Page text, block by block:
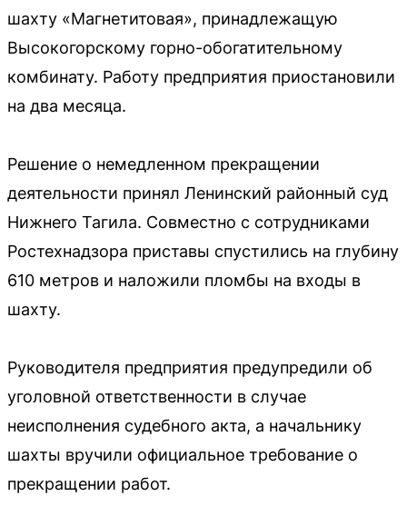
шахту «Магнетитовая», принадлежащую
Высокогорскому горно-обогатительному
комбинату. Работу предприятия приостановили
на два месяца.
Решение о немедленном прекращении
деятельности принял Ленинский районный суд
Нижнего Тагила. Совместно с сотрудниками
Ростехнадзора приставы спустились на глубину
610 метров и наложили пломбы на входы в
шахту.
Руководителя предприятия предупредили об
уголовной ответственности в случае
неисполнения судебного акта, а начальнику
шахты вручили официальное требование о
прекращении работ.